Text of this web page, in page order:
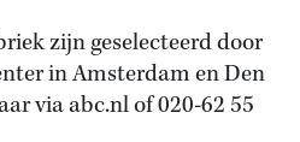
zijn geselecteerd door
in Amsterdam en Den
via abc.nl of 020-62 55